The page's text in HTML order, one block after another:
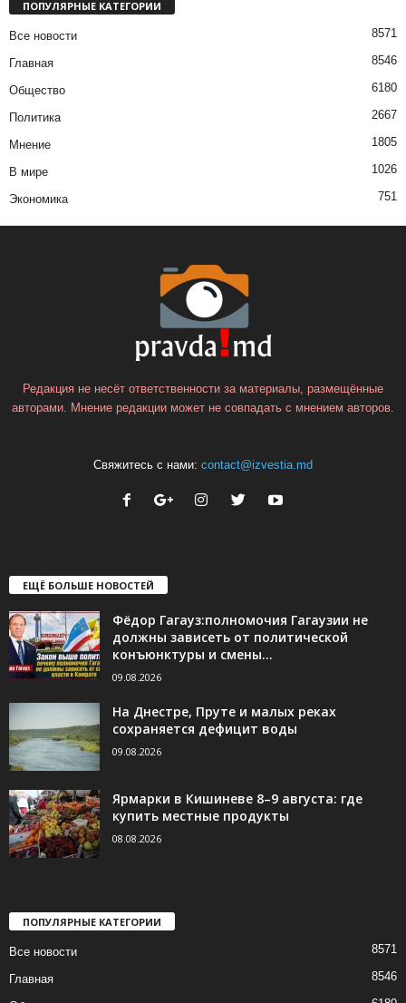
ПОПУЛЯРНЫЕ КАТЕГОРИИ
Все новости 8571
Главная 8546
Общество 6180
Политика 2667
Мнение 1805
В мире 1026
Экономика 751
Редакция не несёт ответственности за материалы, размещённые
авторами. Мнение редакции может не совпадать с мнением авторов.
Свяжитесь с нами: contact@izvestia.md
ЕЩЁ БОЛЬШЕ НОВОСТЕЙ
Фёдор Гагауз:полномочия Гагаузии не
должны зависеть от политической
конъюнктуры и смены...
09.08.2026
На Днестре, Пруте и малых реках
сохраняется дефицит воды
09.08.2026
Ярмарки в Кишиневе 8–9 августа: где
купить местные продукты
08.08.2026
ПОПУЛЯРНЫЕ КАТЕГОРИИ
Все новости 8571
Главная 8546